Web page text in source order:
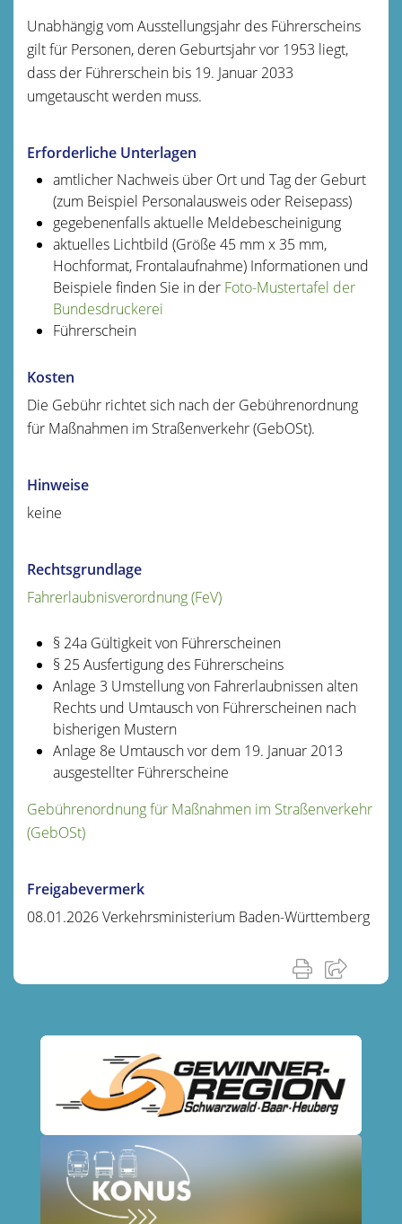
Unabhängig vom Ausstellungsjahr des Führerscheins
gilt für Personen, deren Geburtsjahr vor 1953 liegt,
dass der Führerschein bis 19. Januar 2033
umgetauscht werden muss.
Erforderliche Unterlagen
amtlicher Nachweis über Ort und Tag der Geburt
(zum Beispiel Personalausweis oder Reisepass)
gegebenenfalls aktuelle Meldebescheinigung
aktuelles Lichtbild (Größe 45 mm x 35 mm,
Hochformat, Frontalaufnahme) Informationen und
Beispiele finden Sie in der Foto-Mustertafel der
Bundesdruckerei
Führerschein
Kosten
Die Gebühr richtet sich nach der Gebührenordnung
für Maßnahmen im Straßenverkehr (GebOSt).
Hinweise
keine
Rechtsgrundlage
Fahrerlaubnisverordnung (FeV)
§ 24a Gültigkeit von Führerscheinen
§ 25 Ausfertigung des Führerscheins
Anlage 3 Umstellung von Fahrerlaubnissen alten
Rechts und Umtausch von Führerscheinen nach
bisherigen Mustern
Anlage 8e Umtausch vor dem 19. Januar 2013
ausgestellter Führerscheine
Gebührenordnung für Maßnahmen im Straßenverkehr
(GebOSt)
Freigabevermerk
08.01.2026 Verkehrsministerium Baden-Württemberg